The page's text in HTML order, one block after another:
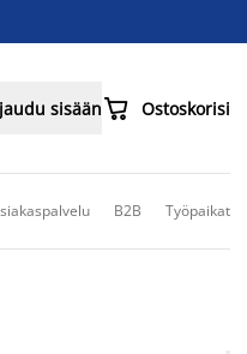
sisään Ostoskorisi
B2B Työpaikat